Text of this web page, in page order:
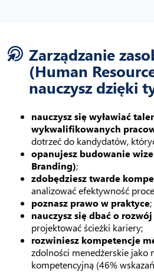
Zarządzanie
(Human
nauczysz dzięki
nauczysz się wyławiać
wykwalifikowanych
dotrzeć do kandydatów,
opanujesz budowanie
Branding);
zdobędziesz twarde
analizować efektywność
poznasz prawo w praktyce;
nauczysz się dbać o
projektować ścieżki kariery;
rozwiniesz kompetencje
zdolności menedżerskie jako
kompetencyjną (46%